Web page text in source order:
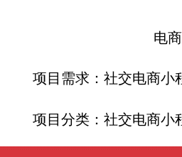
电
项目需求：社交电商小
项目分类： 社交电商小